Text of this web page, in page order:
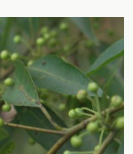
o
k